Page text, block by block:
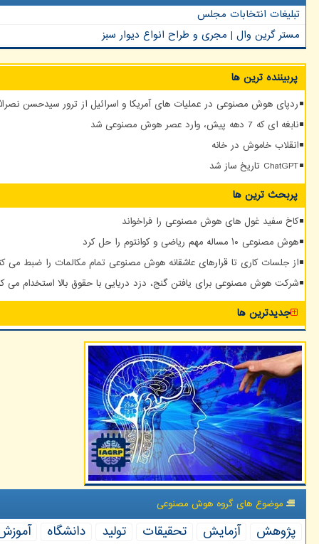
تبلیغات انتخابات مجلس
مستر گرین وال | مجری و طراح انواع دیوار سبز
پربیننده ترین ها
ردپای هوش مصنوعی در عملیات های آمریکا و اسرائیل از ترور سیدحسن
نابغه ای که 7 دهه پیش، وارد عصر هوش مصنوعی شد
انقلاب خاموش در خانه
ChatGPT تاریخ ساز شد
پربحث ترین ها
کاخ سفید غول های هوش مصنوعی را فراخواند
هوش مصنوعی ۱۰ مساله مهم ریاضی و کوانتوم را حل کرد
از جلسات کاری تا قرارهای عاشقانه هوش مصنوعی تمام مکالمات را ضبط می
شرکت هوش مصنوعی برای یافتن گنج، دزد دریایی با حقوق بالا استخدام می
جدیدترین ها
موضوع های گروه هوش مصنوعی
پژوهش آزمایش تحقیقات تولید دانشگاه